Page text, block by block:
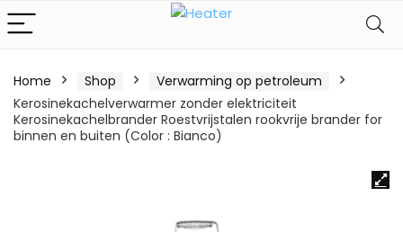
Home Shop
Verwarming op petroleum
Kerosinekachelverwarmer zonder elektriciteit
Kerosinekachelbrander Roestvrijstalen rookvrije brander for
binnen en buiten (Color : Bianco)